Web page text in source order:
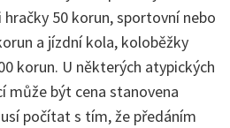
50 korun, sportovní nebo
a jízdní kola, koloběžky
korun. U některých atypických
může být cena stanovena
počítat s tím, že předáním